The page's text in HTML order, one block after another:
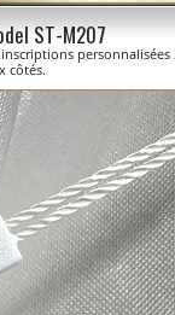
ST-M207
personnalisées
côtés.